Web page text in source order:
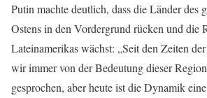
Putin machte deutlich, dass die Länder des
Ostens in den Vordergrund rücken und die
Lateinamerikas wächst: „Seit den Zeiten
wir immer von der Bedeutung dieser
gesprochen, aber heute ist die Dynamik